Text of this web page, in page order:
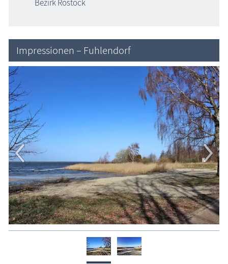
Bezirk Rostock
Impressionen – Fuhlendorf